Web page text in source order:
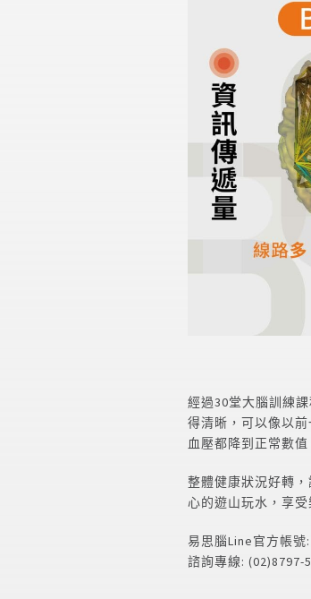
經過30堂大腦訓練
得清晰，可以像以
血壓都降到正常數
整體健康狀況好轉
心的遊山玩水，享受
易思腦Line官方帳號:
諮詢專線: (02)8797-